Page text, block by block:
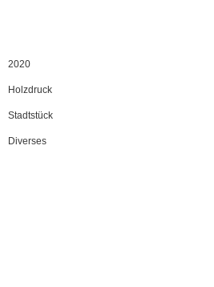
2020
Holzdruck
Stadtstück
Diverses